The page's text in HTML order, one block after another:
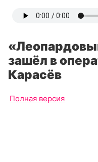
зашёл в
Карасёв
Полная версия